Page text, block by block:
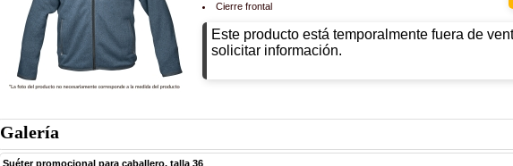
Cierre frontal
Este producto está temporalmente fuera de
solicitar información.
Galería
Suéter promocional para caballero, talla 36